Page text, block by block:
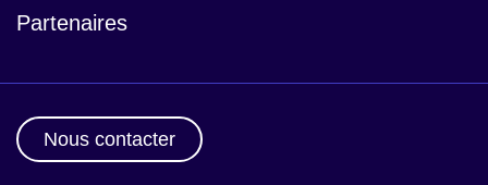
Partenaires
Nous contacter